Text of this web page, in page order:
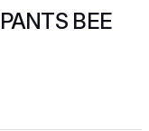
BEE